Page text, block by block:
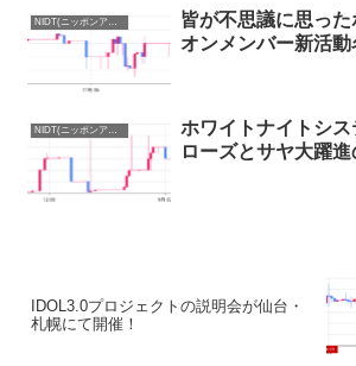
皆が不思議に思っ
オンメンバー新活
NIDT(ニッポンアイドルトークン)まとめ
ホワイトナイトシス
ローズとサヤ大躍
IDOL3.0プロジェクトの説明会が仙台・
札幌にて開催！